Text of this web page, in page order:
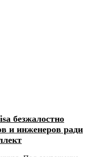
безжалостно
и инженеров ради